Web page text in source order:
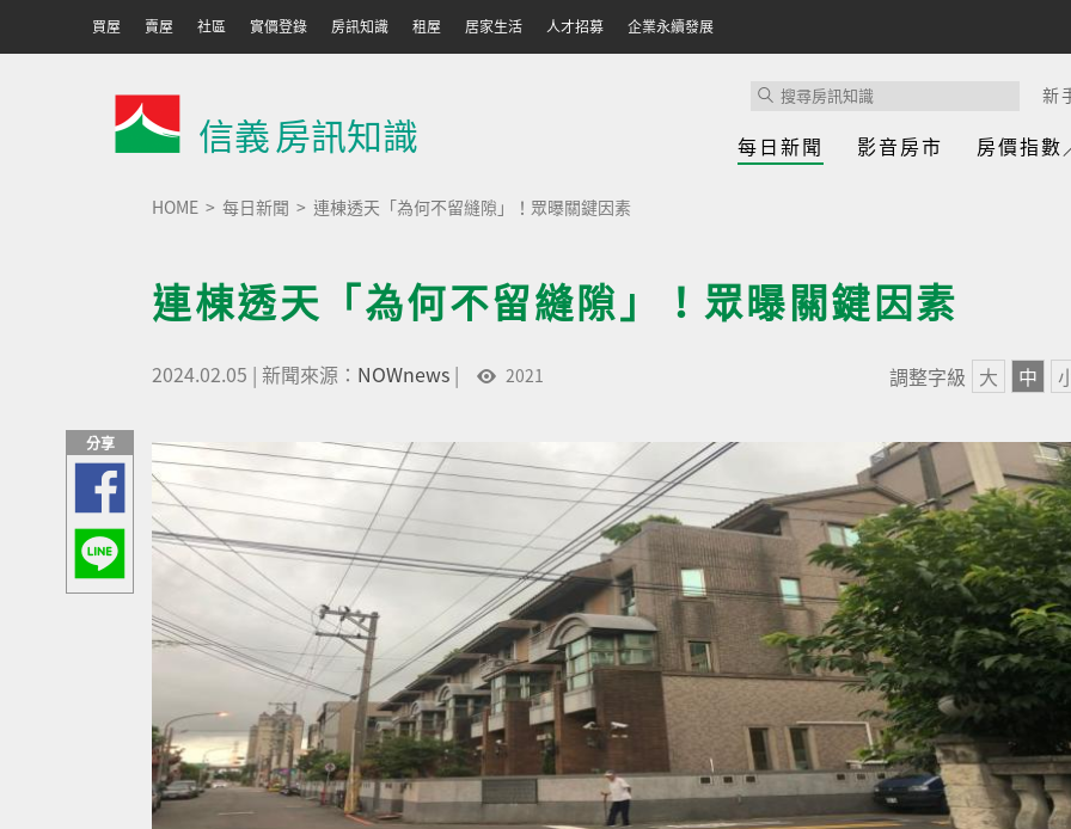
買屋 賣屋 社區 實價登錄 房訊知識 租屋 居家生活 人才招募 企業永續發展
信義房訊知識
新
每日新聞 影音房市 房價指數
HOME 每日新聞 連棟透天「為何不留縫隙」！眾曝關鍵因素
連棟透天「為何不留縫隙」！眾曝關鍵因素
2024.02.05 | 新聞來源： NOWnews | 2021 調整字級 大 中
分享